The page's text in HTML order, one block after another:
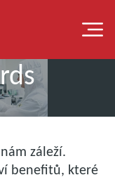
NAŠE TÝMY
záleží.
benefitů, které